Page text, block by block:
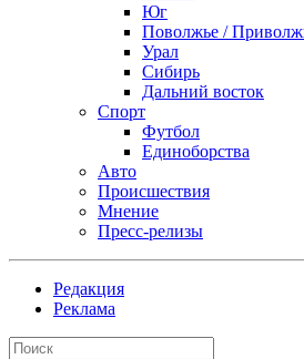
Юг
Поволжье /
Урал
Сибирь
Дальний восток
Спорт
Футбол
Единоборства
Авто
Происшествия
Мнение
Пресс-релизы
Редакция
Реклама